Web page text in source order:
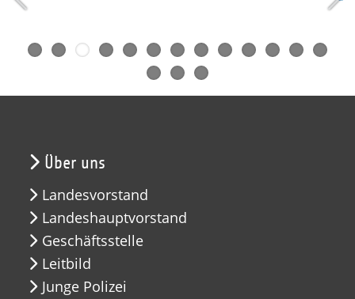
Über uns
Landesvorstand
Landeshauptvorstand
Geschäftsstelle
Leitbild
Junge Polizei